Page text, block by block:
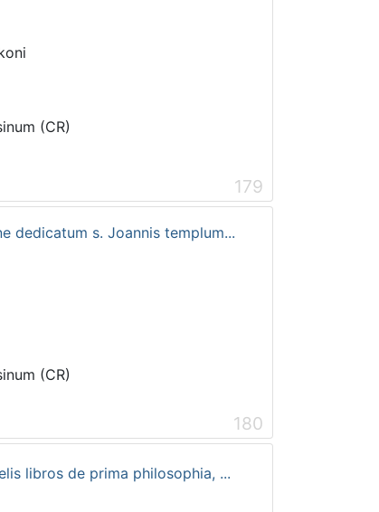
(CR)
179
dedicatum s. Joannis templum...
(CR)
180
libros de prima philosophia, ...